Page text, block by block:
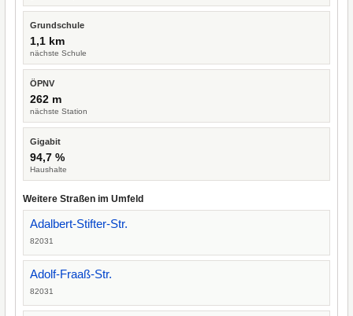
Grundschule
1,1 km
nächste Schule
ÖPNV
262 m
nächste Station
Gigabit
94,7 %
Haushalte
Weitere Straßen im Umfeld
Adalbert-Stifter-Str.
82031
Adolf-Fraaß-Str.
82031